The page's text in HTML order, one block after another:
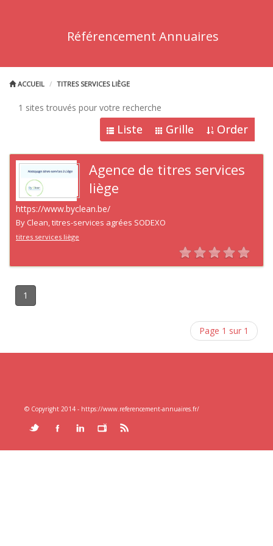
Référencement Annuaires
ACCUEIL TITRES SERVICES LIÈGE
1 sites trouvés pour votre recherche
Liste Grille Order
Agence de titres services
liège
https://www.byclean.be/
By Clean, titres-services agrées SODEXO
titres services liège
1
Page 1 sur 1
© Copyright 2014 - https://www.referencement-annuaires.fr/